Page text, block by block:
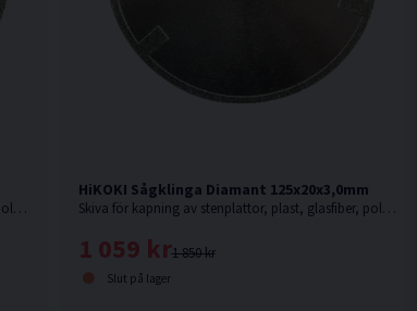
Skiva för kapning av stenplattor, plast, glasfiber, polyesterbaserade produkter, glasfiberarmerad polyester, etc.
HiKOKI Sågklinga Diamant 125x20x3,0mm
Skiva för kapning av stenplattor, plast, glasfiber, polyesterbaserade produkter, glasfiberarmerad polyester, etc.
1 850 kr
1 059 kr
Slut på lager